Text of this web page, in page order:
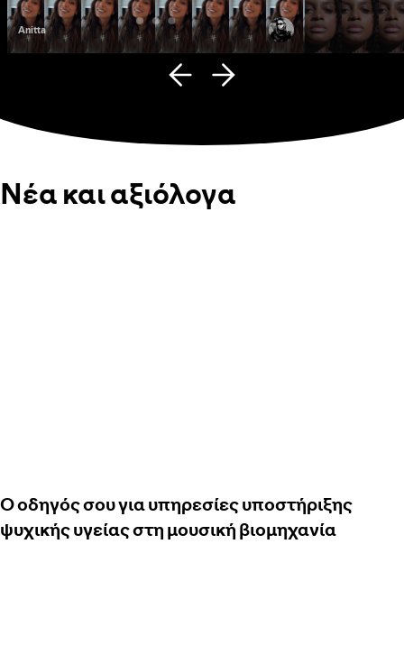
Anitta Fana Hues
Νέα και αξιόλογα
Ο οδηγός σου για υπηρεσίες υποστήριξης
ψυχικής υγείας στη μουσική βιομηχανία